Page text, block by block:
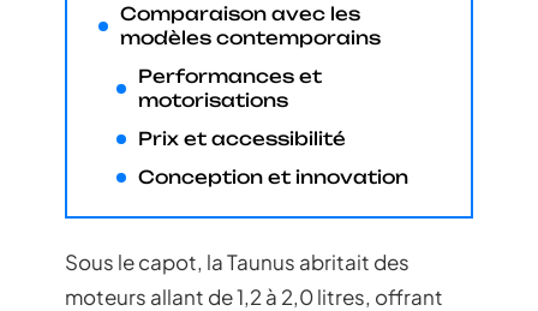
Comparaison avec les
modèles contemporains
Performances et
motorisations
Prix et accessibilité
Conception et innovation
Sous le capot, la Taunus abritait des
moteurs allant de 1,2 à 2,0 litres, offrant